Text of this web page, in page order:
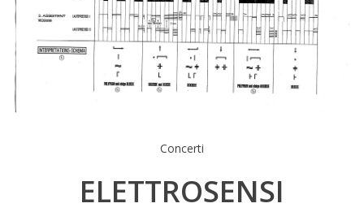
Concerti
ELETTROSENSI